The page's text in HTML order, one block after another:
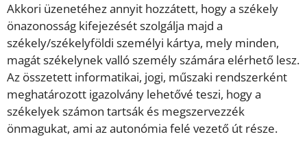
Akkori üzenetéhez annyit hozzátett, hogy a székely
önazonosság kifejezését szolgálja majd a
székely/székelyföldi személyi kártya, mely minden,
magát székelynek valló személy számára elérhető lesz.
Az összetett informatikai, jogi, műszaki rendszerként
meghatározott igazolvány lehetővé teszi, hogy a
székelyek számon tartsák és megszervezzék
önmagukat, ami az autonómia felé vezető út része.